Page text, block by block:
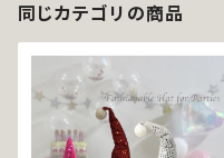
犬用 かぶりもの 上品 返品交換
不可
同じカテゴリの商品